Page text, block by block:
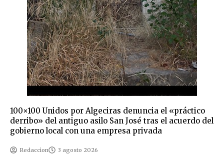
100×100 Unidos por Algeciras denuncia el «práctico
derribo» del antiguo asilo San José tras el acuerdo del
gobierno local con una empresa privada
Redaccion 3 agosto 2026